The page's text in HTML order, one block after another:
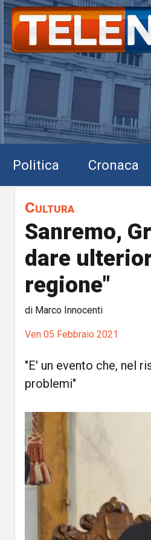
Politica Cronaca
Cultura
Sanremo,
dare
regione"
di Marco Innocenti
Ven 05 Febbraio 2021
"E' un evento che, nel
problemi"